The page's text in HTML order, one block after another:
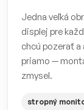
Jedna veľká
displej pre
chcú pozerať
priamo —
zmysel.
stropný